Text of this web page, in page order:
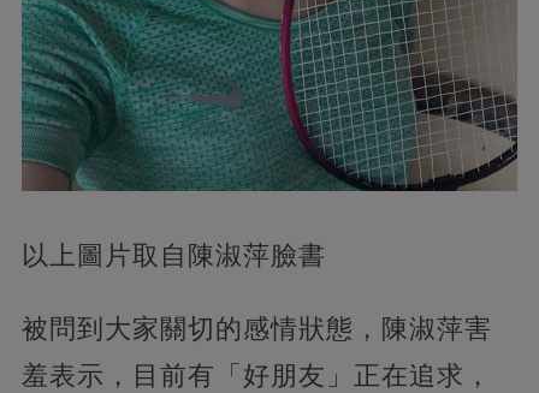
以上圖片取自陳淑萍臉書
被問到大家關切的感情狀態，陳淑萍害
羞表示，目前有「好朋友」正在追求，